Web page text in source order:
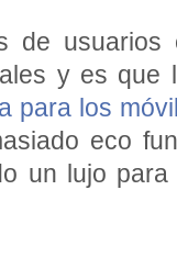
de usuarios
y es que
para los
eco
un lujo